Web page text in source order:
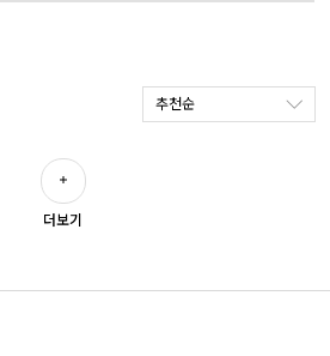
액티브웨어
ACC
추천순
더보기